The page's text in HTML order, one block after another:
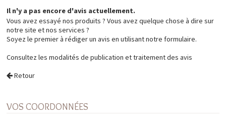
Il n'y a pas encore d'avis actuellement.
Vous avez essayé nos produits ? Vous avez quelque chose à dire sur
notre site et nos services ?
Soyez le premier à rédiger un avis en utilisant notre formulaire.
Consultez lesmodalités de publication et traitement des avis
Retour
VOS COORDONNÉES